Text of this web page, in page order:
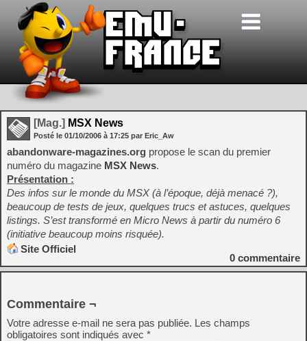
[Mag.] MSX News
Posté le 01/10/2006 à 17:25 par Eric_Aw
abandonware-magazines.org propose le scan du premier
numéro du magazine MSX News.
Présentation :
Des infos sur le monde du MSX (à l’époque, déjà menacé ?),
beaucoup de tests de jeux, quelques trucs et astuces, quelques
listings. S’est transformé en Micro News à partir du numéro 6
(initiative beaucoup moins risquée).
Site Officiel
0 commentaire
Commentaire ¬
Votre adresse e-mail ne sera pas publiée. Les champs
obligatoires sont indiqués avec *